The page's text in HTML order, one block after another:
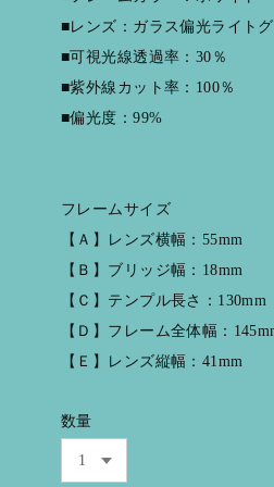
■レンズ：ガラス偏光ライト
■可視光線透過率：30％
■紫外線カット率：100％
■偏光度：99%
フレームサイズ
【Ａ】レンズ横幅：55mm
【Ｂ】ブリッジ幅：18mm
【Ｃ】テンプル長さ：130mm
【Ｄ】フレーム全体幅：
【Ｅ】レンズ縦幅：41mm
数量